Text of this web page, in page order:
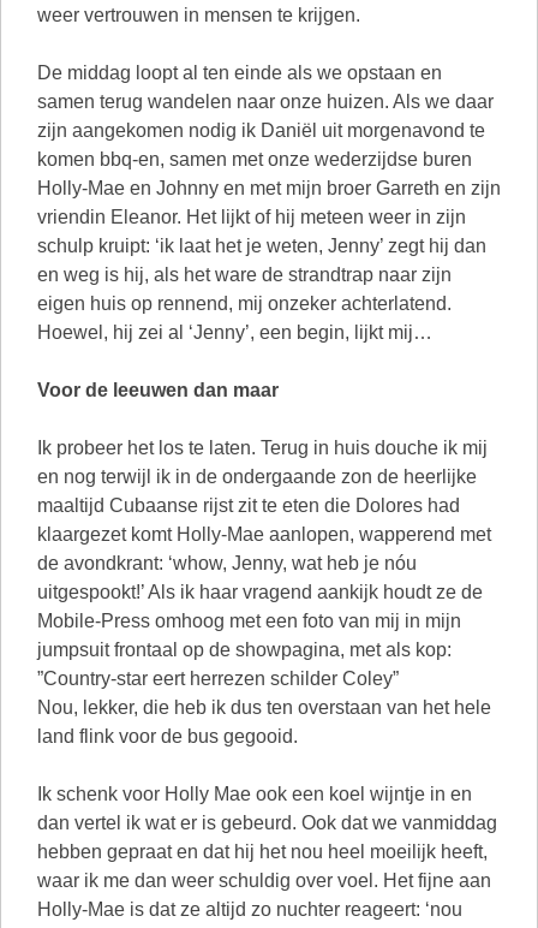
weer vertrouwen in mensen te krijgen.
De middag loopt al ten einde als we opstaan en
samen terug wandelen naar onze huizen. Als we daar
zijn aangekomen nodig ik Daniël uit morgenavond te
komen bbq-en, samen met onze wederzijdse buren
Holly-Mae en Johnny en met mijn broer Garreth en zijn
vriendin Eleanor. Het lijkt of hij meteen weer in zijn
schulp kruipt: ‘ik laat het je weten, Jenny’ zegt hij dan
en weg is hij, als het ware de strandtrap naar zijn
eigen huis op rennend, mij onzeker achterlatend.
Hoewel, hij zei al ‘Jenny’, een begin, lijkt mij…
Voor de leeuwen dan maar
Ik probeer het los te laten. Terug in huis douche ik mij
en nog terwijl ik in de ondergaande zon de heerlijke
maaltijd Cubaanse rijst zit te eten die Dolores had
klaargezet komt Holly-Mae aanlopen, wapperend met
de avondkrant: ‘whow, Jenny, wat heb je nóu
uitgespookt!’ Als ik haar vragend aankijk houdt ze de
Mobile-Press omhoog met een foto van mij in mijn
jumpsuit frontaal op de showpagina, met als kop:
”Country-star eert herrezen schilder Coley”
Nou, lekker, die heb ik dus ten overstaan van het hele
land flink voor de bus gegooid.
Ik schenk voor Holly Mae ook een koel wijntje in en
dan vertel ik wat er is gebeurd. Ook dat we vanmiddag
hebben gepraat en dat hij het nou heel moeilijk heeft,
waar ik me dan weer schuldig over voel. Het fijne aan
Holly-Mae is dat ze altijd zo nuchter reageert: ‘nou